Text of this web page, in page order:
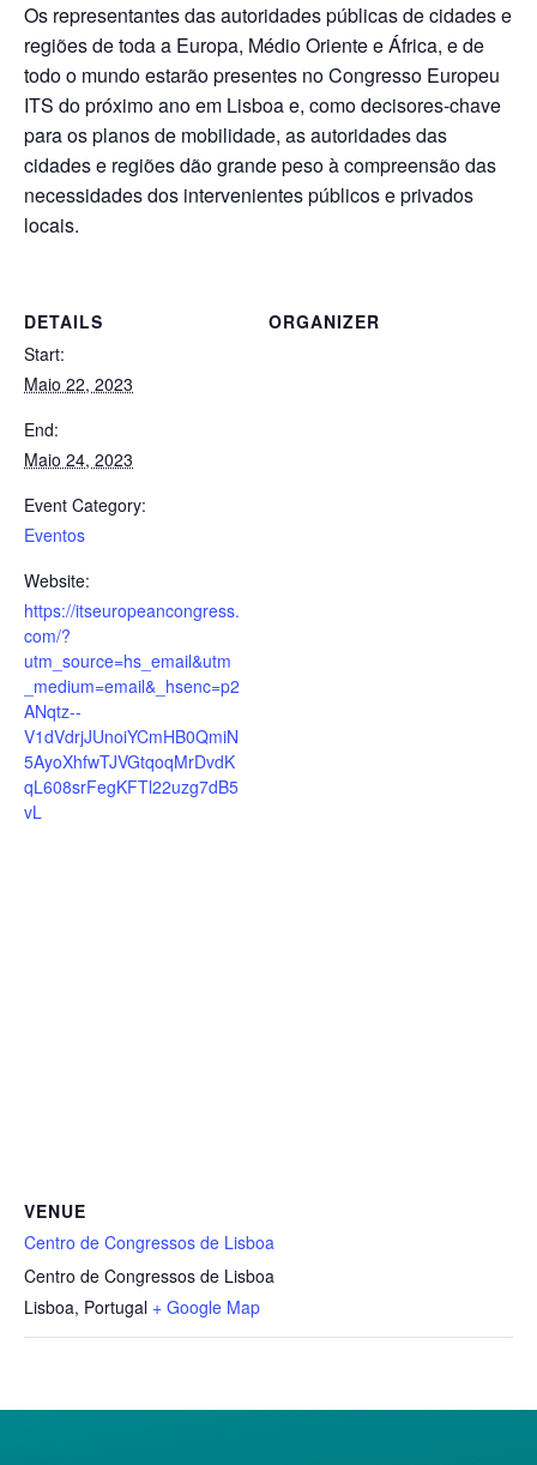
Os representantes das autoridades públicas de cidades e
regiões de toda a Europa, Médio Oriente e África, e de
todo o mundo estarão presentes no Congresso Europeu
ITS do próximo ano em Lisboa e, como decisores-chave
para os planos de mobilidade, as autoridades das
cidades e regiões dão grande peso à compreensão das
necessidades dos intervenientes públicos e privados
locais.
DETAILS
Start:
Maio 22, 2023
End:
Maio 24, 2023
Event Category:
Eventos
Website:
https://itseuropeancongress.
com/?
utm_source=hs_email&utm
_medium=email&_hsenc=p2
ANqtz--
V1dVdrjJUnoiYCmHB0QmiN
5AyoXhfwTJVGtqoqMrDvdK
qL608srFegKFTl22uzg7dB5
vL
ORGANIZER
VENUE
Centro de Congressos de Lisboa
Centro de Congressos de Lisboa
Lisboa, Portugal + Google Map